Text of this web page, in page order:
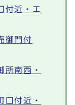
付近・エ
御門付
所南西・
口付近・